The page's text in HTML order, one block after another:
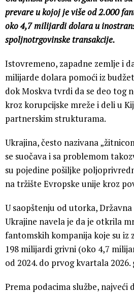
prevare u kojoj je više od 2.000
oko 4,7 milijardi dolara u
spoljnotrgovinske transakcije.
Istovremeno, zapadne zemlje i
milijarde dolara pomoći iz
dok Moskva tvrdi da se deo tog
kroz korupcijske mreže i deli u
partnerskim strukturama.
Ukrajina, često nazivana
se suočava i sa problemom
su pojedine pošiljke
na tržište Evropske unije kroz
U saopštenju od utorka,
Ukrajine navela je da je otkrila
fantomskih kompanija koje su iz
198 milijardi grivni (oko 4,7
od 2024. do prvog kvartala 2026.
Prema podacima službe, najveći